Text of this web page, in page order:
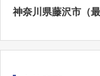
神奈川県藤沢市（